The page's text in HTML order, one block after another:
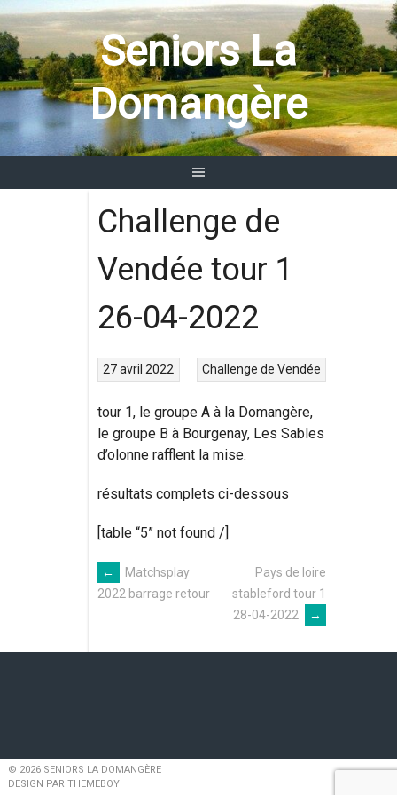
Aller
au
contenu
Seniors La
Domangère
Challenge de
Vendée tour 1
26-04-2022
Challenge de Vendée
27 avril 2022
tour 1, le groupe A à la Domangère,
le groupe B à Bourgenay, Les Sables
d’olonne rafflent la mise.
résultats complets ci-dessous
[table “5” not found /]
Navigation
←
Matchsplay
2022 barrage retour
Pays de loire
stableford tour 1
28-04-2022
→
© 2026 SENIORS LA DOMANGÈRE
DESIGN PAR THEMEBOY